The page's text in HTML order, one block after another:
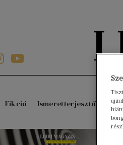
Fikció Ismeretterjesztő